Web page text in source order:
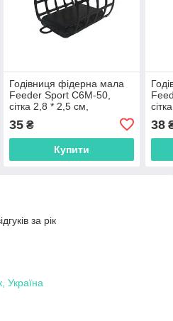
Годівниця фідерна мала
Feeder Sport С6М-50,
сітка 2,8 * 2,5 см,
35₴
Купити
38
за рік
Україна